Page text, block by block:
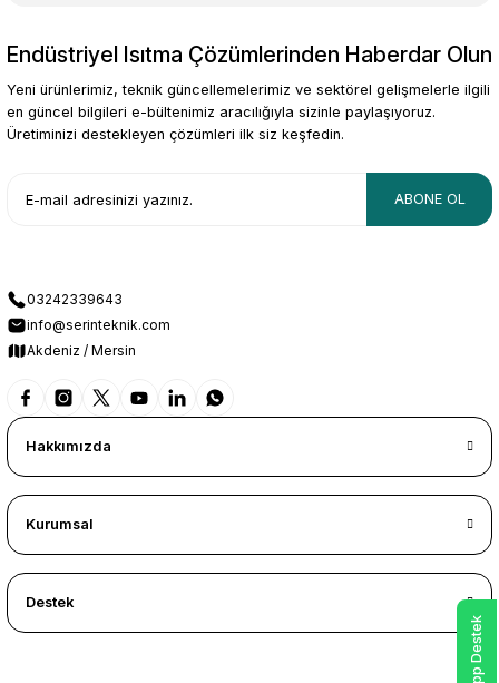
Gönder
Endüstriyel Isıtma Çözümlerinden Haberdar Olun
Yeni ürünlerimiz, teknik güncellemelerimiz ve sektörel gelişmelerle ilgili
en güncel bilgileri e-bültenimiz aracılığıyla sizinle paylaşıyoruz.
Üretiminizi destekleyen çözümleri ilk siz keşfedin.
ABONE OL
03242339643
info@serinteknik.com
Akdeniz / Mersin
Hakkımızda
Kurumsal
Destek